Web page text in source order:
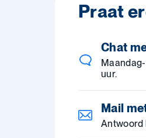
Praat
Chat
uur.
Mail
Antwoord